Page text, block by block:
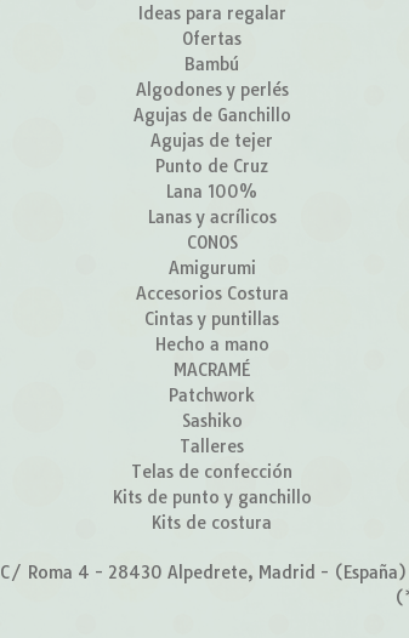
Ideas para regalar
Ofertas
Bambú
Algodones y perlés
Agujas de Ganchillo
Agujas de tejer
Punto de Cruz
Lana 100%
Lanas y acrílicos
CONOS
Amigurumi
Accesorios Costura
Cintas y puntillas
Hecho a mano
MACRAMÉ
Patchwork
Sashiko
Talleres
Telas de confección
Kits de punto y ganchillo
Kits de costura
C/ Roma 4 - 28430 Alpedrete, Madrid -